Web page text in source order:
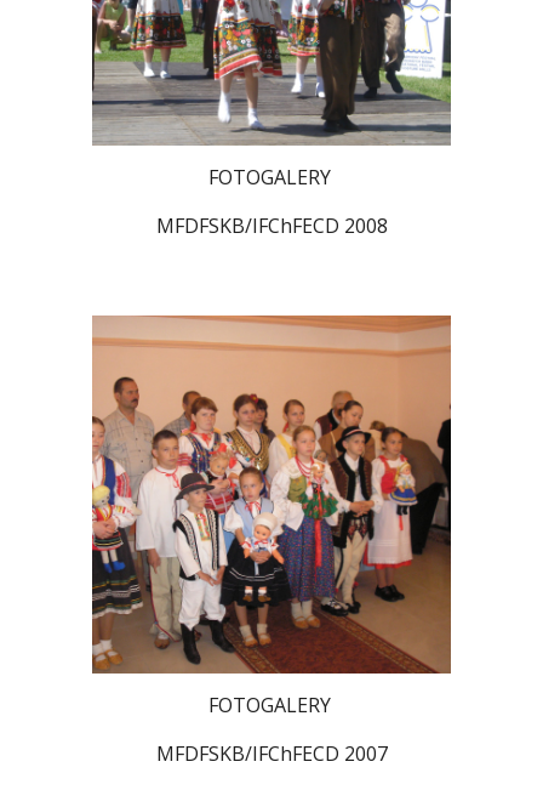
FOTOGALERY
MFDFSKB/IFChFECD 2008
FOTOGALERY
MFDFSKB/IFChFECD 2007